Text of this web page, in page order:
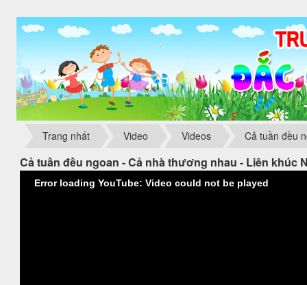
Trang nhất Video Videos Cả tuần đều
Cả tuần đều ngoan - Cả nhà thương nhau - Liên khúc
Error loading YouTube: Video could not be played